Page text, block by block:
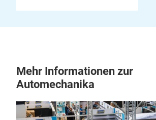
Mehr Informationen zur
Automechanika